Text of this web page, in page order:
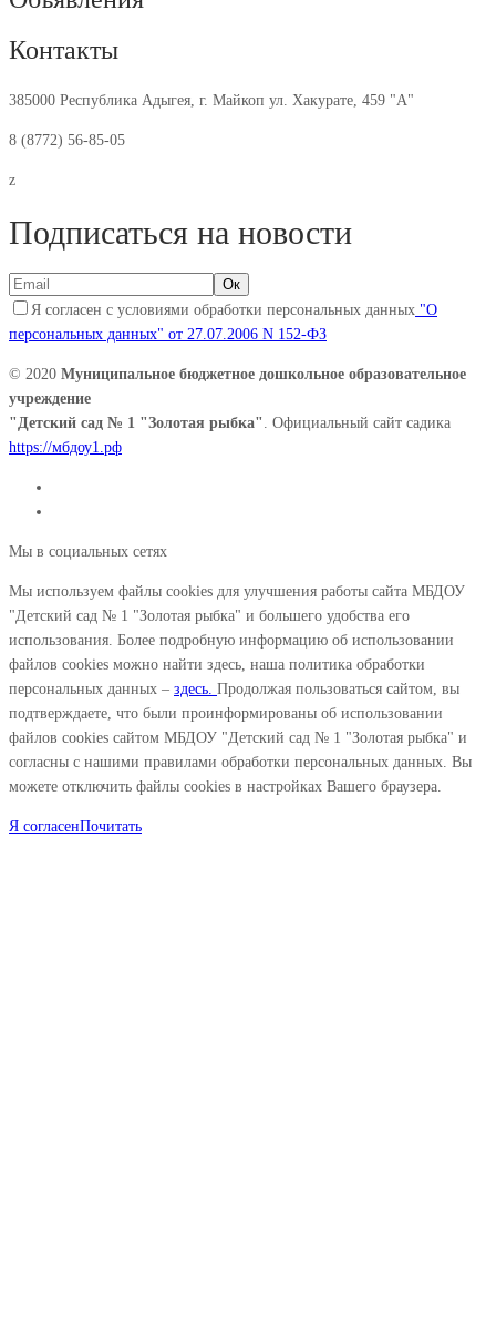
Контакты
385000 Республика Адыгея, г. Майкоп ул. Хакурате, 459 "А"
8 (8772) 56-85-05
z
Подписаться на новости
Я согласен с условиями обработки персональных данных "О
персональных данных" от 27.07.2006 N 152-ФЗ
© 2020 Муниципальное бюджетное дошкольное образовательное
учреждение
"Детский сад № 1 "Золотая рыбка" . Официальный сайт садика
https://мбдоу1.рф
Мы в социальных сетях
Мы используем файлы cookies для улучшения работы сайта МБДОУ
"Детский сад № 1 "Золотая рыбка" и большего удобства его
использования. Более подробную информацию об использовании
файлов cookies можно найти здесь, наша политика обработки
персональных данных – здесь. Продолжая пользоваться сайтом, вы
подтверждаете, что были проинформированы об использовании
файлов cookies сайтом МБДОУ "Детский сад № 1 "Золотая рыбка" и
согласны с нашими правилами обработки персональных данных. Вы
можете отключить файлы cookies в настройках Вашего браузера.
Я согласенПочитать